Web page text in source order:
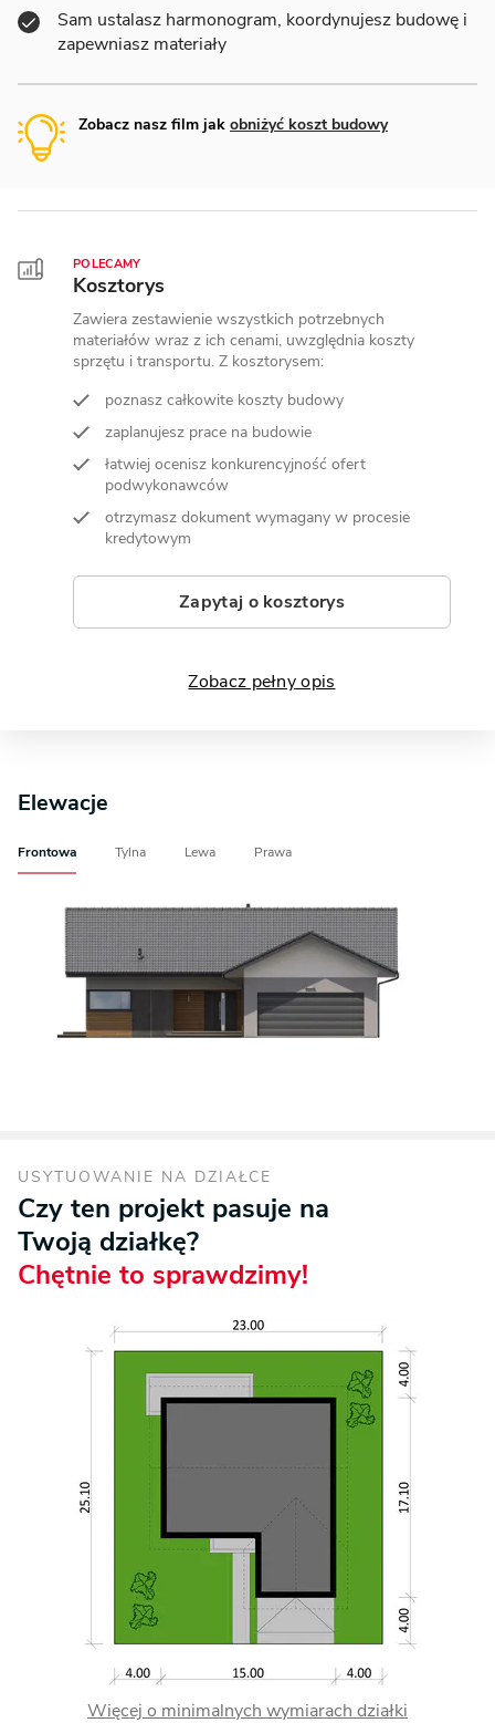
Sam ustalasz harmonogram, koordynujesz budowę i
zapewniasz materiały
Zobacz nasz film jak obniżyć koszt budowy
POLECAMY
Kosztorys
Zawiera zestawienie wszystkich potrzebnych
materiałów wraz z ich cenami, uwzględnia koszty
sprzętu i transportu. Z kosztorysem:
poznasz całkowite koszty budowy
zaplanujesz prace na budowie
łatwiej ocenisz konkurencyjność ofert
podwykonawców
otrzymasz dokument wymagany w procesie
kredytowym
Zapytaj o kosztorys
Zobacz pełny opis
Elewacje
Frontowa Tylna Lewa Prawa
USYTUOWANIE NA DZIAŁCE
Czy ten projekt pasuje na
Twoją działkę?
Chętnie to sprawdzimy!
Więcej o minimalnych wymiarach działki